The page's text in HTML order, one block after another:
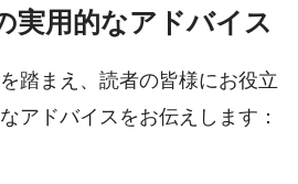
実用的なアドバイス
踏まえ、読者の皆様にお役立
アドバイスをお伝えします：